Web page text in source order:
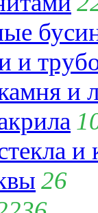
и
и
и
26